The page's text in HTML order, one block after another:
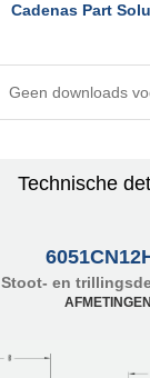
Cadenas Part
Geen downloads
Technische
Stoot- en
AFMETINGEN